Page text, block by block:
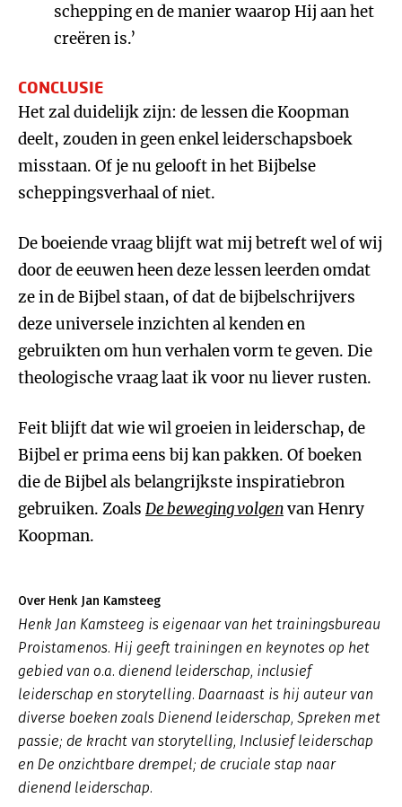
schepping en de manier waarop Hij aan het
creëren is.’
CONCLUSIE
Het zal duidelijk zijn: de lessen die Koopman
deelt, zouden in geen enkel leiderschapsboek
misstaan. Of je nu gelooft in het Bijbelse
scheppingsverhaal of niet.
De boeiende vraag blijft wat mij betreft wel of wij
door de eeuwen heen deze lessen leerden omdat
ze in de Bijbel staan, of dat de bijbelschrijvers
deze universele inzichten al kenden en
gebruikten om hun verhalen vorm te geven. Die
theologische vraag laat ik voor nu liever rusten.
Feit blijft dat wie wil groeien in leiderschap, de
Bijbel er prima eens bij kan pakken. Of boeken
die de Bijbel als belangrijkste inspiratiebron
gebruiken. Zoals De beweging volgenvan Henry
Koopman.
Over Henk Jan Kamsteeg
Henk Jan Kamsteeg is eigenaar van het trainingsbureau
Proistamenos. Hij geeft trainingen en keynotes op het
gebied van o.a. dienend leiderschap, inclusief
leiderschap en storytelling. Daarnaast is hij auteur van
diverse boeken zoals Dienend leiderschap, Spreken met
passie; de kracht van storytelling, Inclusief leiderschap
en De onzichtbare drempel; de cruciale stap naar
dienend leiderschap.